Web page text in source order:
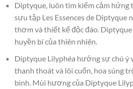
Diptyque, luôn tìm kiếm cảm hứng
sưu tập Les Essences de
thơm và thiết kế độc đáo.
huyền bí của thiên nhiên.
Diptyque Lilyphéa hướng sự chú ý
thanh thoát và lôi cuốn, hoa súng
bình. Mùi hương của Diptyque